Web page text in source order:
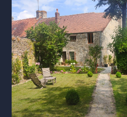
biens
ALERTE
E-MAIL
CONTACT